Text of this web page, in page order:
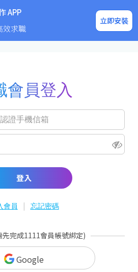
APP
效求職
立即安裝
企業求才
會員登入
登入
會員 | 忘記密碼
先完成1111會員帳號綁定)
Google